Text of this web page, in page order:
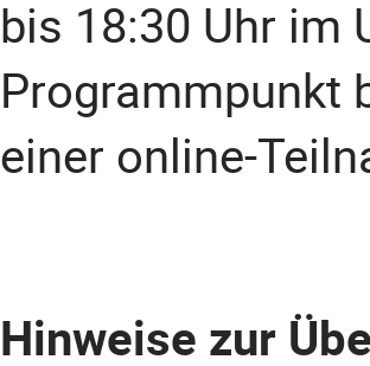
bis 18:30 Uhr im
Programmpunkt
einer online-
Hinweise zur